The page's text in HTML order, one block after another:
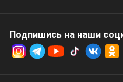
Подпишись на наши